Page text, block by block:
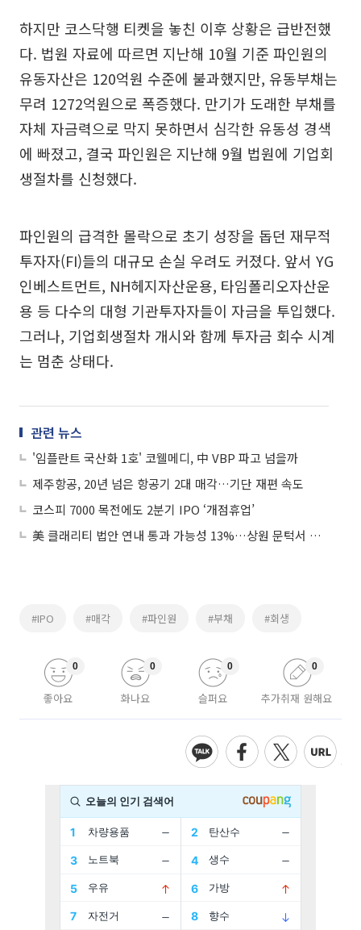
하지만 코스닥행 티켓을 놓친 이후 상황은 급반전했
다. 법원 자료에 따르면 지난해 10월 기준 파인원의
유동자산은 120억원 수준에 불과했지만, 유동부채는
무려 1272억원으로 폭증했다. 만기가 도래한 부채를
자체 자금력으로 막지 못하면서 심각한 유동성 경색
에 빠졌고, 결국 파인원은 지난해 9월 법원에 기업회
생절차를 신청했다.
파인원의 급격한 몰락으로 초기 성장을 돕던 재무적
투자자(FI)들의 대규모 손실 우려도 커졌다. 앞서 YG
인베스트먼트, NH헤지자산운용, 타임폴리오자산운
용 등 다수의 대형 기관투자자들이 자금을 투입했다.
그러나, 기업회생절차 개시와 함께 투자금 회수 시계
는 멈춘 상태다.
관련 뉴스
'임플란트 국산화 1호' 코웰메디, 中 VBP 파고 넘을까
제주항공, 20년 넘은 항공기 2대 매각…기단 재편 속도
코스피 7000 목전에도 2분기 IPO ‘개점휴업’
美 클래리티 법안 연내 통과 가능성 13%…상원 문턱서 제동
#IPO #매각 #파인원 #부채 #회생
좋아요
0
화나요
0
슬퍼요
0
추가취재 원해요
0